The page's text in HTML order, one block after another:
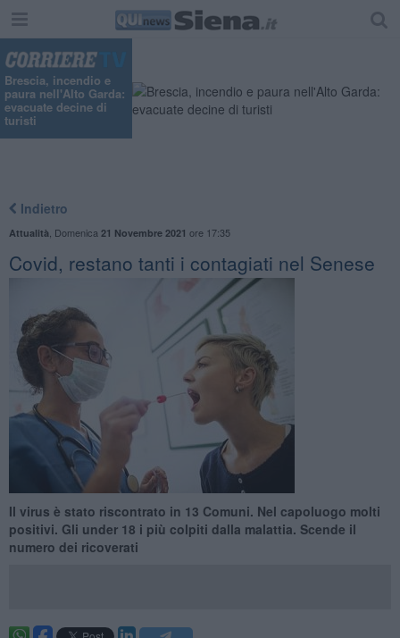
Brescia, incendio e
paura nell'Alto Garda:
evacuate decine di
turisti
Indietro
Attualità Domenica 21 Novembre 2021 ore 17:35
Covid, restano tanti i contagiati nel Senese
Il virus è stato riscontrato in 13 Comuni. Nel capoluogo molti
positivi. Gli under 18 i più colpiti dalla malattia. Scende il
numero dei ricoverati